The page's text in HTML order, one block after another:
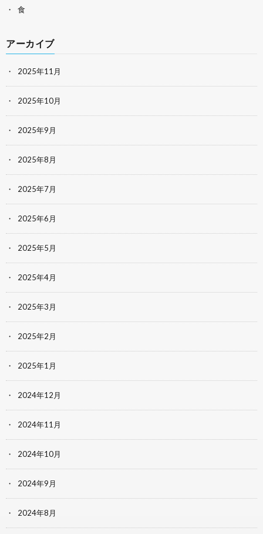
食
アーカイブ
2025年11月
2025年10月
2025年9月
2025年8月
2025年7月
2025年6月
2025年5月
2025年4月
2025年3月
2025年2月
2025年1月
2024年12月
2024年11月
2024年10月
2024年9月
2024年8月